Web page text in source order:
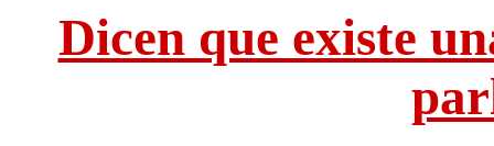
Dicen que existe